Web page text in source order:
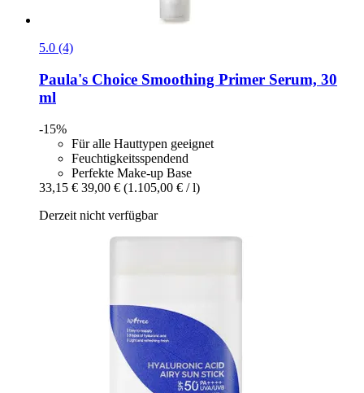
5.0 (4)
Paula's Choice Smoothing Primer Serum, 30
ml
-15%
Für alle Hauttypen geeignet
Feuchtigkeitsspendend
Perfekte Make-up Base
33,15 € 39,00 € (1.105,00 € / l)
Derzeit nicht verfügbar